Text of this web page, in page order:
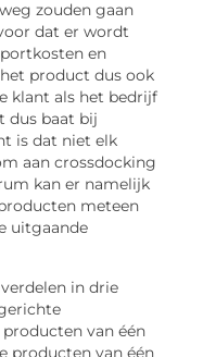
zouden gaan
dat er wordt
en
product dus ook
klant als het bedrijf
dus baat bij
is dat niet elk
aan crossdocking
kan er namelijk
meteen
uitgaande
in drie
van één
producten van één